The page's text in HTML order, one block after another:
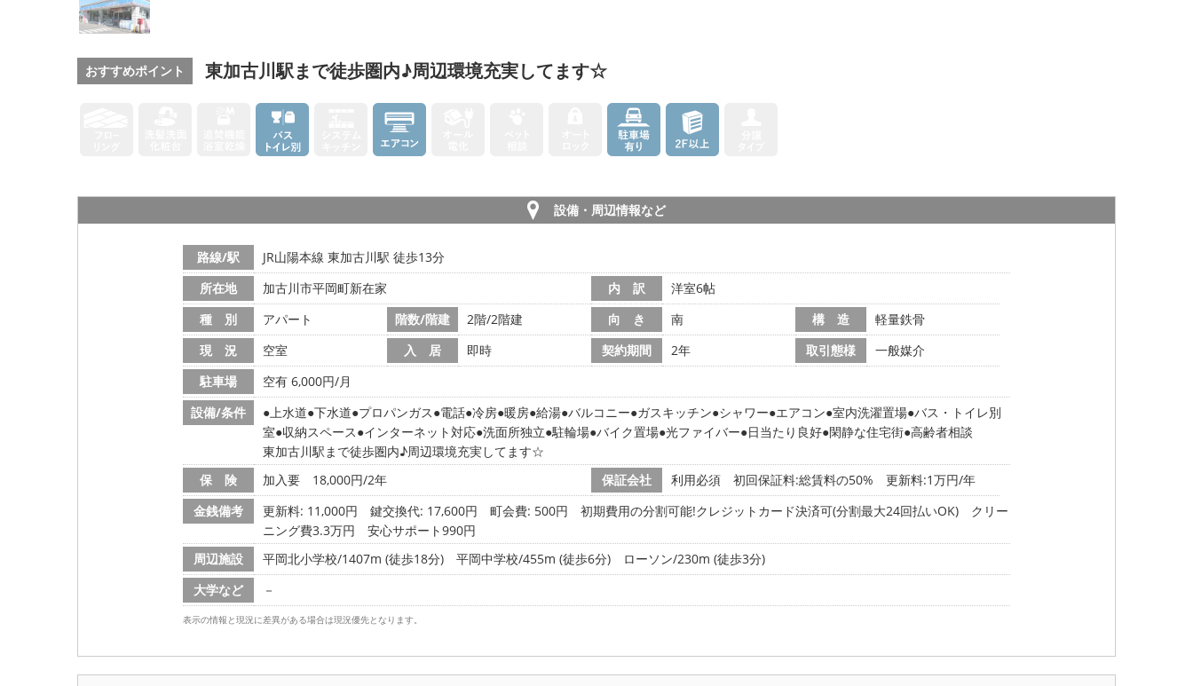
おすすめポイント 東加古川駅まで徒歩圏内♪周辺環境充実してます☆
設備・周辺情報など
路線/駅
JR山陽本線 東加古川駅 徒歩13分
所在地
加古川市平岡町新在家 内 訳
洋室6帖
種 別
アパート 階数/階建 2階/2階建 向 き 南 構 造
軽量鉄骨
現 況
空室 入 居 即時 契約期間 2年 取引態様
一般媒介
駐車場
空有 6,000円/月
設備/条件
上水道 下水道 プロパンガス 電話 冷房 暖房 給湯 バルコニー ガスキッチン シャワー エアコン 室内洗濯置場 バス・トイレ別
室 収納スペース インターネット対応 洗面所独立 駐輪場 バイク置場 光ファイバー 日当たり良好 閑静な住宅街 高齢者相談
東加古川駅まで徒歩圏内♪周辺環境充実してます☆
保 険
加入要 18,000円/2年 保証会社
利用必須 初回保証料:総賃料の50% 更新料:1万円/年
金銭備考
更新料: 11,000円 鍵交換代: 17,600円 町会費: 500円
初期費用の分割可能!クレジットカード決済可(分割最大24回払いOK) クリー
ニング費3.3万円 安心サポート990円
周辺施設
平岡北小学校/1407m (徒歩18分) 平岡中学校/455m (徒歩6分)
ローソン/230m (徒歩3分)
大学など
－
表示の情報と現況に差異がある場合は現況優先となります。